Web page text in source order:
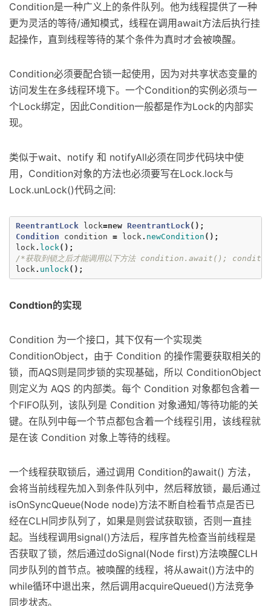
Condition是一种广义上的条件队列。他为线程提供了一种
更为灵活的等待/通知模式，线程在调用await方法后执行挂
起操作，直到线程等待的某个条件为真时才会被唤醒。
Condition必须要配合锁一起使用，因为对共享状态变量的
访问发生在多线程环境下。一个Condition的实例必须与一
个Lock绑定，因此Condition一般都是作为Lock的内部实
现。
类似于wait、notify 和 notifyAll必须在同步代码块中使
用，Condition对象的方法也必须要写在Lock.lock与
Lock.unLock()代码之间:
ReentrantLock lock=new ReentrantLock();
Condition
condition = lock. newCondition ();
lock. lock();
/*获取到锁之后才能调用以下方法 condition.await();
lock. unlock();
Condtion的实现
Condition 为一个接口，其下仅有一个实现类
ConditionObject，由于 Condition 的操作需要获取相关的
锁，而AQS则是同步锁的实现基础，所以 ConditionObject
则定义为 AQS 的内部类。每个 Condition 对象都包含着一
个FIFO队列，该队列是 Condition 对象通知/等待功能的关
键。在队列中每一个节点都包含着一个线程引用，该线程就
是在该 Condition 对象上等待的线程。
一个线程获取锁后，通过调用 Condition的await() 方法，
会将当前线程先加入到条件队列中，然后释放锁，最后通过
isOnSyncQueue(Node node)方法不断自检看节点是否已
经在CLH同步队列了，如果是则尝试获取锁，否则一直挂
起。当线程调用signal()方法后，程序首先检查当前线程是
否获取了锁，然后通过doSignal(Node first)方法唤醒CLH
同步队列的首节点。被唤醒的线程，将从await()方法中的
while循环中退出来，然后调用acquireQueued()方法竞争
同步状态。